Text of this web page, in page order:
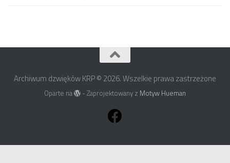
Archiwum dzwięków KRP © 2026. Wszelkie prawa zastrzeżone
Oparte na - Zaprojektowany z Motyw Hueman